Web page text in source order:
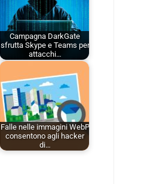
Campagna DarkGate
sfrutta Skype e Teams per
attacchi…
Falle nelle immagini WebP
consentono agli hacker
di…